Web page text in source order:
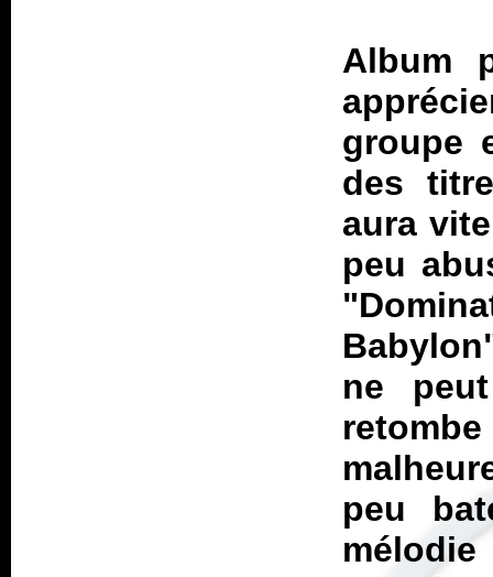
Album
groupe
des
aura
peu
ne
peu
mélodie